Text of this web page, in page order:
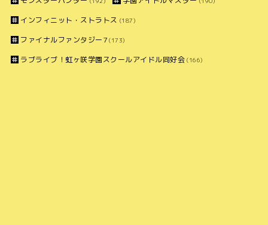
インフィニット・ストラトス (187)
ファイナルファンタジー7 (173)
ラブライブ！虹ヶ咲学園スクールアイドル同好会 (166)